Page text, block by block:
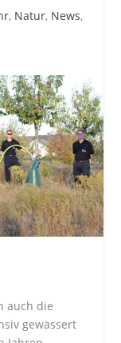
, Natur, News,
auch die
gewässert